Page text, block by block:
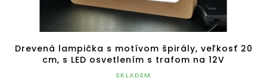
Drevená lampička s motívom špirály, veľkosť 20
cm, s LED osvetlením s trafom na 12V
SKLADEM